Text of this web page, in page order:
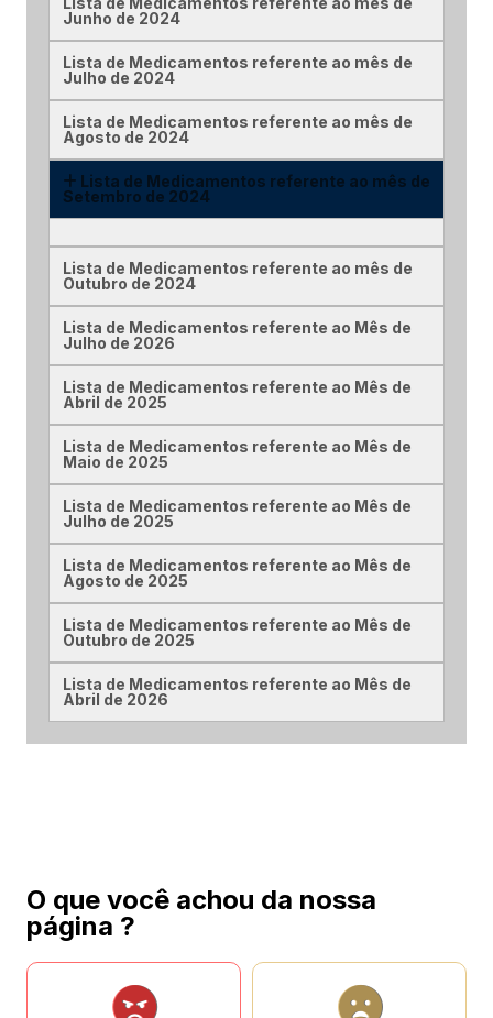
Junho de 2024
Lista de Medicamentos referente ao mês de
Julho de 2024
Lista de Medicamentos referente ao mês de
Agosto de 2024
Lista de Medicamentos referente ao mês de
Setembro de 2024
Lista de Medicamentos referente ao mês de
Outubro de 2024
Lista de Medicamentos referente ao Mês de
Julho de 2026
Lista de Medicamentos referente ao Mês de
Abril de 2025
Lista de Medicamentos referente ao Mês de
Maio de 2025
Lista de Medicamentos referente ao Mês de
Julho de 2025
Lista de Medicamentos referente ao Mês de
Agosto de 2025
Lista de Medicamentos referente ao Mês de
Outubro de 2025
Lista de Medicamentos referente ao Mês de
Abril de 2026
O que você achou da nossa
página ?